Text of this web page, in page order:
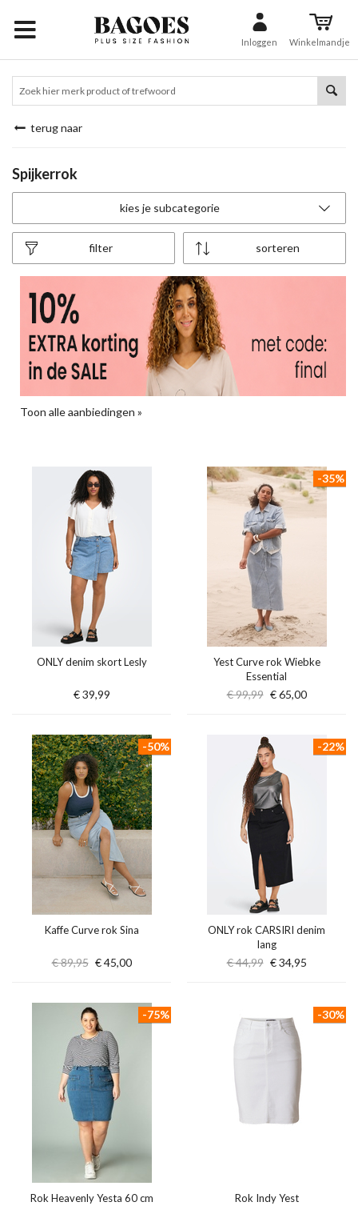
Inloggen Winkelmandje
terug naar
Spijkerrok
kies je subcategorie
sorteren
filter
Toon alle aanbiedingen »
ONLY denim skort Lesly
€ 39,99
Yest Curve rok Wiebke
Essential
€ 99,99 € 65,00
-35%
Kaffe Curve rok Sina
€ 89,95 € 45,00
-50%
ONLY rok CARSIRI denim
lang
€ 44,99 € 34,95
-22%
Rok Heavenly Yesta 60 cm
-75%
Rok Indy Yest
-30%